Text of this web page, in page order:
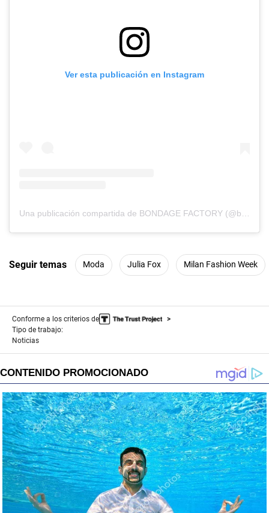
Ver esta publicación en Instagram
Seguir temas Moda Julia Fox Milan Fashion Week
Conforme a los criterios de
Tipo de trabajo:
Noticias